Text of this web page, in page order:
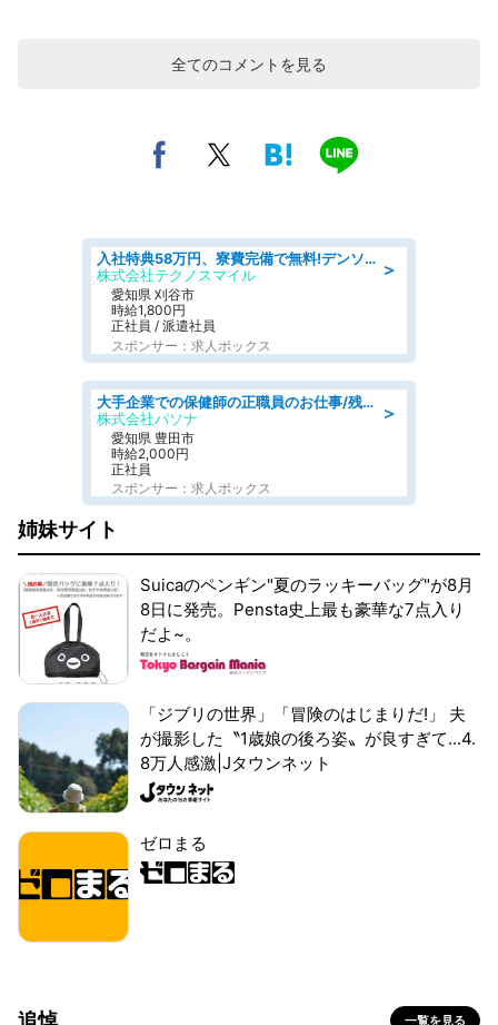
全てのコメントを見る
＞
入社特典58万円、寮費完備で無料!デンソーで働こう!自動車工場で小型部品の検査業務 denso aichi
株式会社テクノスマイル
愛知県 刈谷市
時給1,800円
正社員 / 派遣社員
スポンサー：求人ボックス
＞
大手企業での保健師の正職員のお仕事/残業なし/要資格:保健師
株式会社パソナ
愛知県 豊田市
時給2,000円
正社員
スポンサー：求人ボックス
姉妹サイト
Suicaのペンギン"夏のラッキーバッグ"が8月
8日に発売。Pensta史上最も豪華な7点入り
だよ~。
「ジブリの世界」「冒険のはじまりだ!」 夫
が撮影した〝1歳娘の後ろ姿〟が良すぎて...4.
8万人感激|Jタウンネット
ゼロまる
追悼 一覧を見る